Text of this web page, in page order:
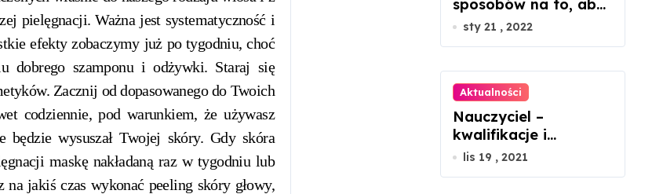
pielęgnacji. Ważna jest systematyczność i
efekty zobaczymy już po tygodniu, choć
dobrego szamponu i odżywki. Staraj się
Zacznij od dopasowanego do Twoich
codziennie, pod warunkiem, że używasz
wysuszał Twojej skóry. Gdy skóra
maskę nakładaną raz w tygodniu lub
na jakiś czas wykonać peeling skóry głowy,
sposobów na to, aby
ją znaleźć
sty 21 , 2022
Aktualności
Nauczyciel –
kwalifikacje i
kompetencje
lis 19 , 2021